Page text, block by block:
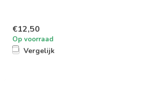
€12,50
Op voorraad
Vergelijk